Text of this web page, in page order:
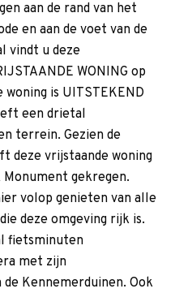
aan de rand van het
en aan de voet van de
vindt u deze
WONING op
woning is UITSTEKEND
een drietal
terrein. Gezien de
deze vrijstaande woning
gekregen.
volop genieten van alle
deze omgeving rijk is.
fietsminuten
met zijn
Kennemerduinen. Ook